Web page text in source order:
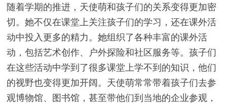
随着学期的推进，天使萌和孩子们的关系变得更加密
切。她不仅在课堂上关注孩子们的学习，还在课外活
动中投入更多的精力。她组织了各种丰富的课外活
动，包括艺术创作、户外探险和社区服务等。孩子们
在这些活动中学到了很多课堂上学不到的知识，他们
的视野也变得更加开阔。天使萌常常带着孩子们去参
观博物馆、图书馆，甚至带他们到当地的企业参观，